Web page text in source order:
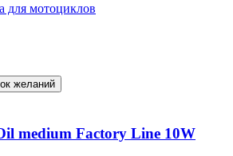
для мотоциклов
желаний
medium Factory Line 10W